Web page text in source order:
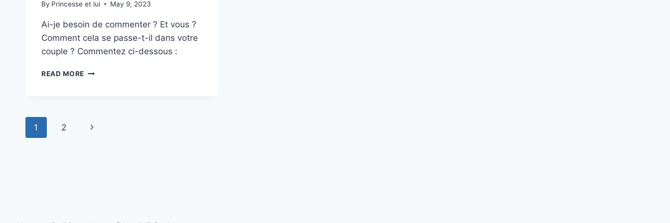
By Princesse et lui May 9, 2023
Ai-je besoin de commenter ? Et vous ?
Comment cela se passe-t-il dans votre
couple ? Commentez ci-dessous :
READ MORE SOYEZ
Page
navigation
1 2
Next